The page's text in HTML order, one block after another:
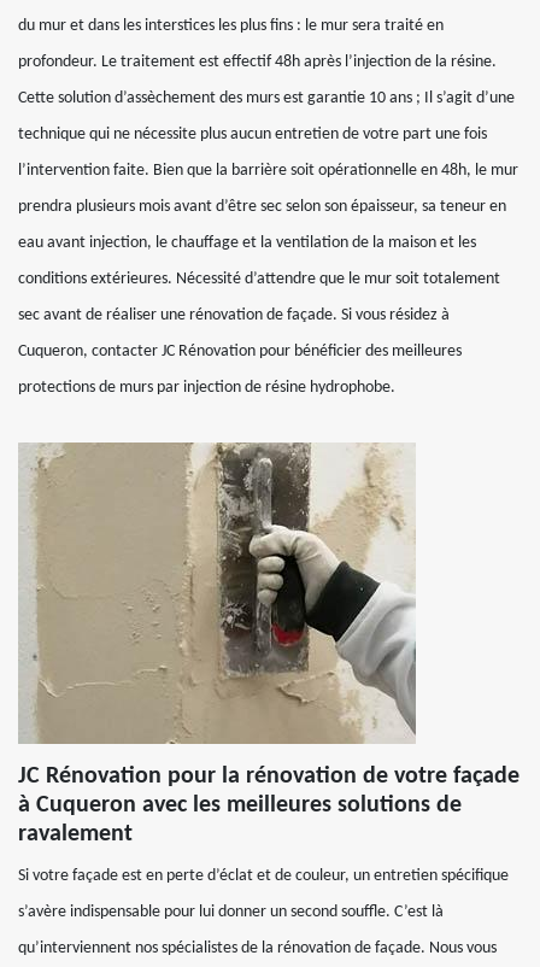
du mur et dans les interstices les plus fins : le mur sera traité en
profondeur. Le traitement est effectif 48h après l’injection de la résine.
Cette solution d’assèchement des murs est garantie 10 ans ; Il s’agit d’une
technique qui ne nécessite plus aucun entretien de votre part une fois
l’intervention faite. Bien que la barrière soit opérationnelle en 48h, le mur
prendra plusieurs mois avant d’être sec selon son épaisseur, sa teneur en
eau avant injection, le chauffage et la ventilation de la maison et les
conditions extérieures. Nécessité d’attendre que le mur soit totalement
sec avant de réaliser une rénovation de façade. Si vous résidez à
Cuqueron, contacter JC Rénovation pour bénéficier des meilleures
protections de murs par injection de résine hydrophobe.
JC Rénovation pour la rénovation de votre façade
à Cuqueron avec les meilleures solutions de
ravalement
Si votre façade est en perte d’éclat et de couleur, un entretien spécifique
s’avère indispensable pour lui donner un second souffle. C’est là
qu’interviennent nos spécialistes de la rénovation de façade. Nous vous